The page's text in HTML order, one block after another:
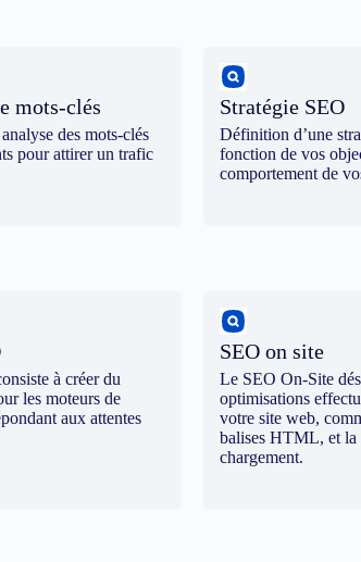
mots-clés
des mots-clés
pour attirer un trafic
Stratégie SEO
Définition d’une
fonction de vos
comportement de
à créer du
les moteurs de
aux attentes
SEO on site
Le SEO On-Site
optimisations
votre site web,
balises HTML, et la
chargement.